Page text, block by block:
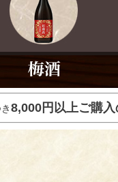
8,000円以上ご購